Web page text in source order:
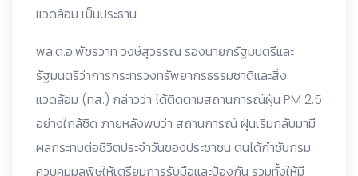
แวดล้อม เป็นประธาน
พล.ต.อ.พัชรวาท วงษ์สุวรรณ รองนายกรัฐมนตรีและ
รัฐมนตรีว่าการกระทรวงทรัพยากรธรรมชาติและสิ่ง
แวดล้อม (ทส.) กล่าวว่า ได้ติดตามสถานการณ์ฝุ่น PM 2.5
อย่างใกล้ชิด ภายหลังพบว่า สถานการณ์ ฝุ่นเริ่มกลับมามี
ผลกระทบต่อชีวิตประจำวันของประชาชน ตนได้กำชับกรม
ควบคุมมลพิษให้เตรียมการรับมือและป้องกัน รวมทั้งให้มี